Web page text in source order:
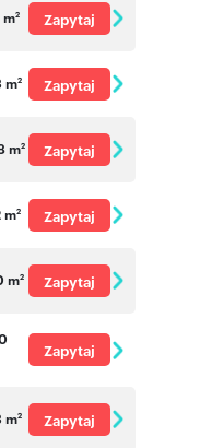
m2
Zapytaj
m2
Zapytaj
m2
Zapytaj
m2
Zapytaj
m2
Zapytaj
Zapytaj
m2
Zapytaj